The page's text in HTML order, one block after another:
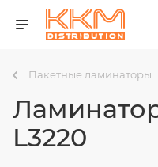
Пакетные ламинаторы
L3220